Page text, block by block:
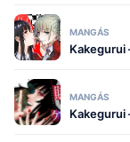
MANGÁS
Kakegurui
MANGÁS
Kakegurui